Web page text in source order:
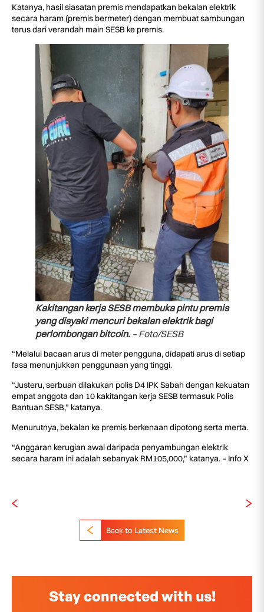
Katanya, hasil siasatan premis mendapatkan bekalan elektrik
secara haram (premis bermeter) dengan membuat sambungan
terus dari verandah main SESB ke premis.
Kakitangan kerja SESB membuka pintu premis
yang disyaki mencuri bekalan elektrik bagi
perlombongan bitcoin. – Foto/SESB
“Melalui bacaan arus di meter pengguna, didapati arus di setiap
fasa menunjukkan penggunaan yang tinggi.
“Justeru, serbuan dilakukan polis D4 IPK Sabah dengan kekuatan
empat anggota dan 10 kakitangan kerja SESB termasuk Polis
Bantuan SESB,” katanya.
Menurutnya, bekalan ke premis berkenaan dipotong serta merta.
“Anggaran kerugian awal daripada penyambungan elektrik
secara haram ini adalah sebanyak RM105,000,” katanya. – Info X
Back to Latest News
Stay connected with us!